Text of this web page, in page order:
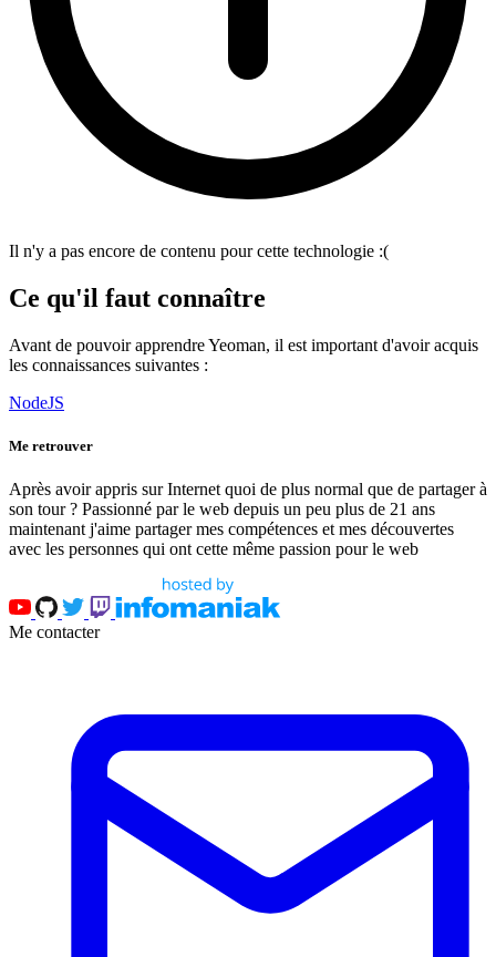
Il n'y a pas encore de contenu pour cette technologie :(
Ce qu'il faut connaître
Avant de pouvoir apprendre Yeoman, il est important d'avoir acquis
les connaissances suivantes :
NodeJS
Me retrouver
Après avoir appris sur Internet quoi de plus normal que de partager à
son tour ? Passionné par le web depuis un peu plus de 21 ans
maintenant j'aime partager mes compétences et mes découvertes
avec les personnes qui ont cette même passion pour le web
Me contacter